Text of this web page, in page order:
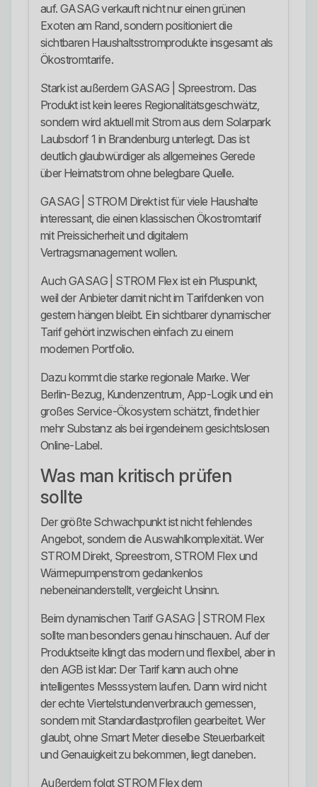
auf. GASAG verkauft nicht nur einen grünen
Exoten am Rand, sondern positioniert die
sichtbaren Haushaltsstromprodukte insgesamt als
Ökostromtarife.
Stark ist außerdem GASAG | Spreestrom. Das
Produkt ist kein leeres Regionalitätsgeschwätz,
sondern wird aktuell mit Strom aus dem Solarpark
Laubsdorf 1 in Brandenburg unterlegt. Das ist
deutlich glaubwürdiger als allgemeines Gerede
über Heimatstrom ohne belegbare Quelle.
GASAG | STROM Direkt ist für viele Haushalte
interessant, die einen klassischen Ökostromtarif
mit Preissicherheit und digitalem
Vertragsmanagement wollen.
Auch GASAG | STROM Flex ist ein Pluspunkt,
weil der Anbieter damit nicht im Tarifdenken von
gestern hängen bleibt. Ein sichtbarer dynamischer
Tarif gehört inzwischen einfach zu einem
modernen Portfolio.
Dazu kommt die starke regionale Marke. Wer
Berlin-Bezug, Kundenzentrum, App-Logik und ein
großes Service-Ökosystem schätzt, findet hier
mehr Substanz als bei irgendeinem gesichtslosen
Online-Label.
Was man kritisch prüfen
sollte
Der größte Schwachpunkt ist nicht fehlendes
Angebot, sondern die Auswahlkomplexität. Wer
STROM Direkt, Spreestrom, STROM Flex und
Wärmepumpenstrom gedankenlos
nebeneinanderstellt, vergleicht Unsinn.
Beim dynamischen Tarif GASAG | STROM Flex
sollte man besonders genau hinschauen. Auf der
Produktseite klingt das modern und flexibel, aber in
den AGB ist klar: Der Tarif kann auch ohne
intelligentes Messsystem laufen. Dann wird nicht
der echte Viertelstundenverbrauch gemessen,
sondern mit Standardlastprofilen gearbeitet. Wer
glaubt, ohne Smart Meter dieselbe Steuerbarkeit
und Genauigkeit zu bekommen, liegt daneben.
Außerdem folgt STROM Flex dem